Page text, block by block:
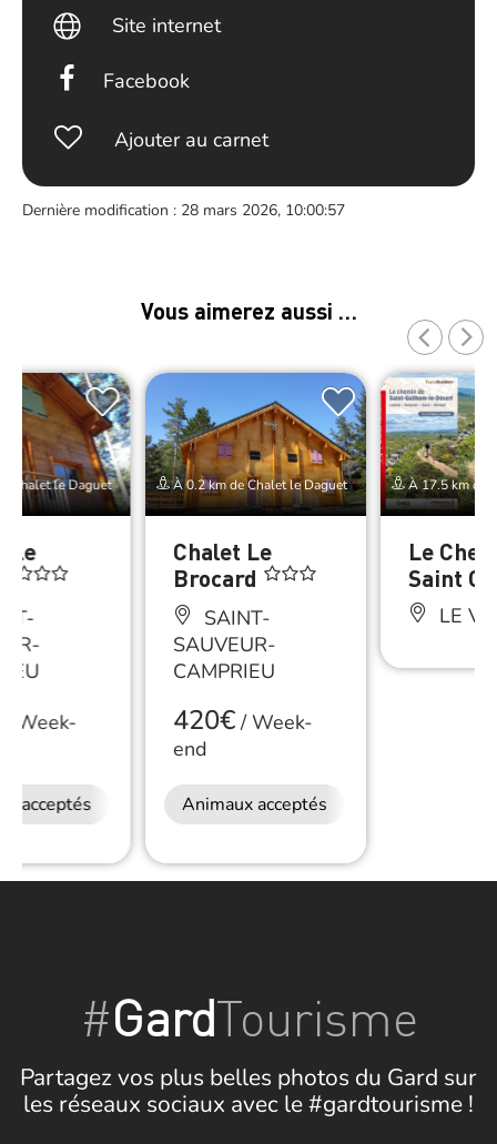
Site internet
Facebook
Ajouter au carnet
Dernière modification : 28 mars 2026, 10:00:57
Vous aimerez aussi …
Chalet le Daguet
Le
Week-
acceptés
À 0.2 km de Chalet le Daguet
Chalet Le
Brocard
SAINT-
SAUVEUR-
CAMPRIEU
420€/Week-
end
Animaux acceptés
À 17.5 km de
Le
Saint
LE
#GardTourisme
Partagez vos plus belles photos du Gard sur
les réseaux sociaux avec le #gardtourisme !